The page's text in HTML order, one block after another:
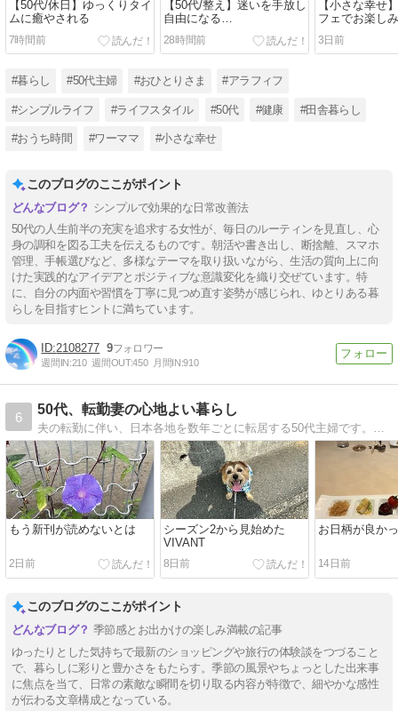
【50代/休日】ゆっくりタイ
ムに癒やされる
7時間前
【50代/整え】迷いを手放し
自由になる…
28時間前
【小さな幸せ
フェでお楽し
3日前
#暮らし #50代主婦 #おひとりさま #アラフィフ
#シンプルライフ #ライフスタイル #50代 #健康 #田舎暮らし
#おうち時間 #ワーママ #小さな幸せ
このブログのここがポイント
シンプルで効果的な日常改善法
50代の人生前半の充実を追求する女性が、毎日のルーティンを見直し、心
身の調和を図る工夫を伝えるものです。朝活や書き出し、断捨離、スマホ
管理、手帳選びなど、多様なテーマを取り扱いながら、生活の質向上に向
けた実践的なアイデアとポジティブな意識変化を織り交ぜています。特
に、自分の内面や習慣を丁寧に見つめ直す姿勢が感じられ、ゆとりある暮
らしを目指すヒントに満ちています。
2108277 9
週間IN:210 週間OUT:450 月間IN:910
6
50代、転勤妻の心地よい暮らし
もう新刊が読めないとは
2日前
シーズン2から見始めた
VIVANT
8日前
お日柄が良か
14日前
このブログのここがポイント
季節感とお出かけの楽しみ満載の記事
ゆったりとした気持ちで最新のショッピングや旅行の体験談をつづること
で、暮らしに彩りと豊かさをもたらす。季節の風景やちょっとした出来事
に焦点を当て、日常の素敵な瞬間を切り取る内容が特徴で、細やかな感性
が伝わる文章構成となっている。